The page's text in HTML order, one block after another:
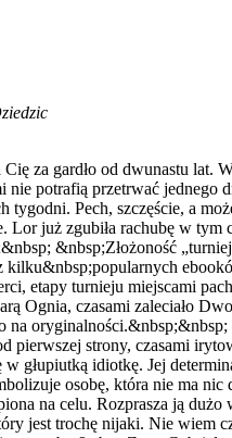
Cię za gardło od dwunastu lat.
nie potrafią przetrwać jednego
tygodni. Pech, szczęście, a
Lor już zgubiła rachubę w tym
&nbsp;Złożoność
kilku&nbsp;popularnych
etapy turnieju miejscami
Ognia, czasami zaleciało
na
pierwszej strony, czasami
w głupiutką idiotkę. Jej
osobę, która nie ma nic
na celu. Rozprasza ją dużo
jest trochę nijaki. Nie wiem